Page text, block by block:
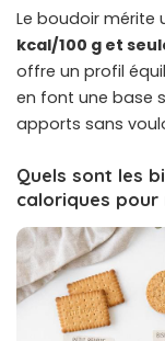
Le boudoir mérite
kcal/100 g et
offre un profil
en font une base
apports sans
Quels sont les
caloriques pour